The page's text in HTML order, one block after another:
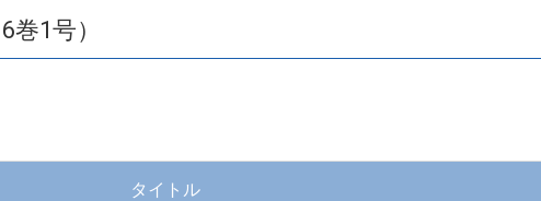
1号）
タイトル